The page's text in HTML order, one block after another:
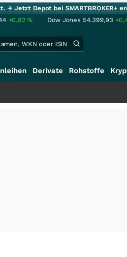
→ Jetzt Depot bei SMARTBROKER+
+0,82% Dow Jones 54.399,93
Derivate Rohstoffe